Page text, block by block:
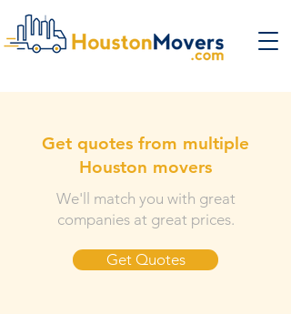
Get quotes from multiple
Houston movers
We'll match you with great
companies at great prices.
Get Quotes